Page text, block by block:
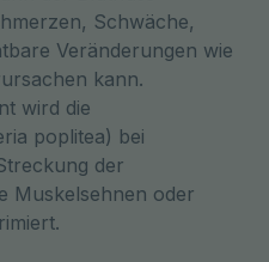
Schwäche,
Veränderungen wie
kann.
wird die
poplitea) bei
der
Muskelsehnen oder